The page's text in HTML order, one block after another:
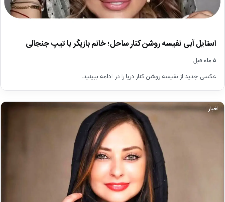
استایل آبی نفیسه روشن کنار ساحل؛ خانم بازیگر با تیپ جنجالی
۵ ماه قبل
عکسی جدید از نفیسه روشن کنار دریا را در ادامه ببینید.
اخبار